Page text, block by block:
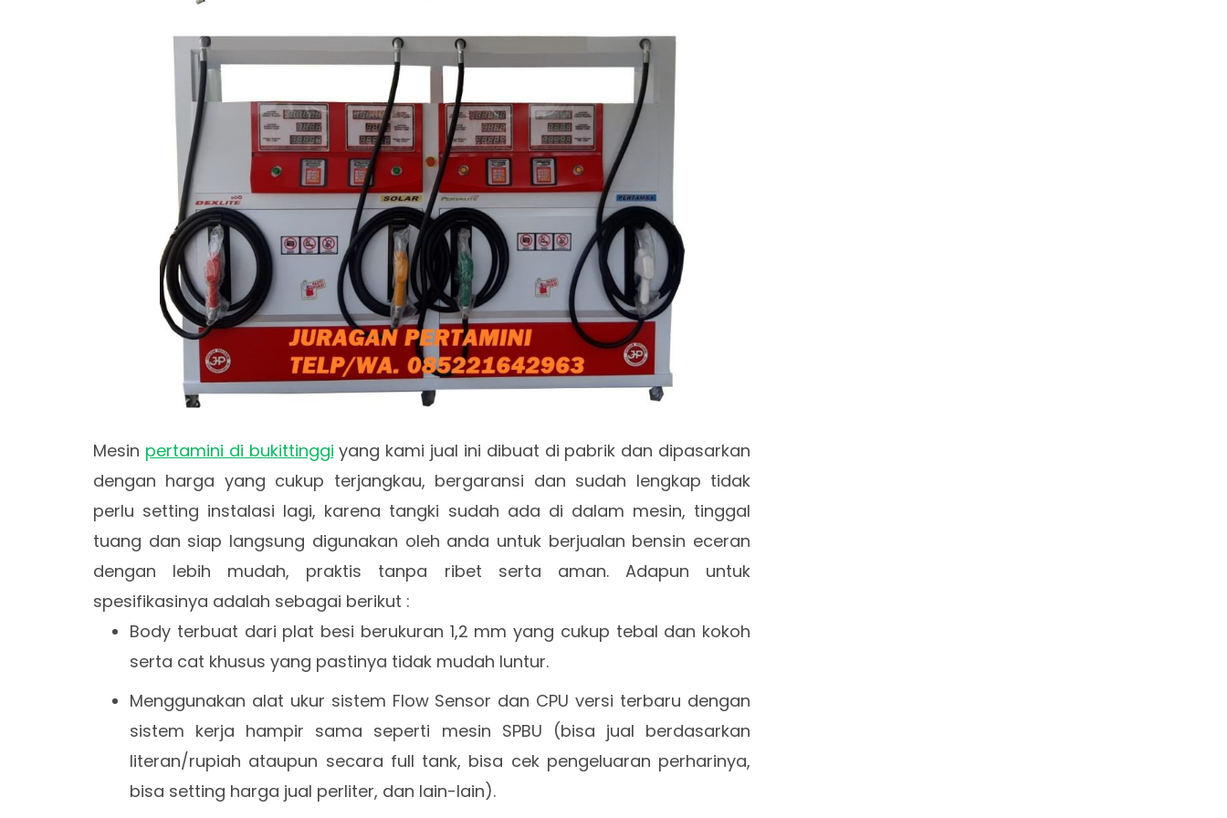
Mesin pertamini di bukittinggi yang kami jual ini dibuat di pabrik dan dipasarkan
dengan harga yang cukup terjangkau, bergaransi dan sudah lengkap tidak
perlu setting instalasi lagi, karena tangki sudah ada di dalam mesin, tinggal
tuang dan siap langsung digunakan oleh anda untuk berjualan bensin eceran
dengan lebih mudah, praktis tanpa ribet serta aman. Adapun untuk
spesifikasinya adalah sebagai berikut :
Body terbuat dari plat besi berukuran 1,2 mm yang cukup tebal dan kokoh
serta cat khusus yang pastinya tidak mudah luntur.
Menggunakan alat ukur sistem Flow Sensor dan CPU versi terbaru dengan
sistem kerja hampir sama seperti mesin SPBU (bisa jual berdasarkan
literan/rupiah ataupun secara full tank, bisa cek pengeluaran perharinya,
bisa setting harga jual perliter, dan lain-lain).